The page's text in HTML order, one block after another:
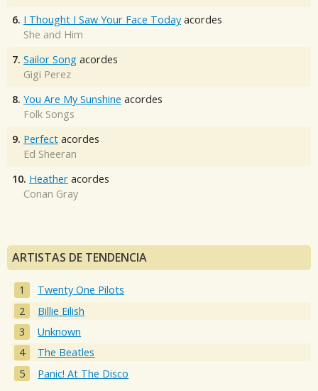
6. I Thought I Saw Your Face Today acordes
She and Him
7. Sailor Song acordes
Gigi Perez
8. You Are My Sunshine acordes
Folk Songs
9. Perfect acordes
Ed Sheeran
10. Heather acordes
Conan Gray
ARTISTAS DE TENDENCIA
Twenty One Pilots
Billie Eilish
Unknown
The Beatles
Panic! At The Disco